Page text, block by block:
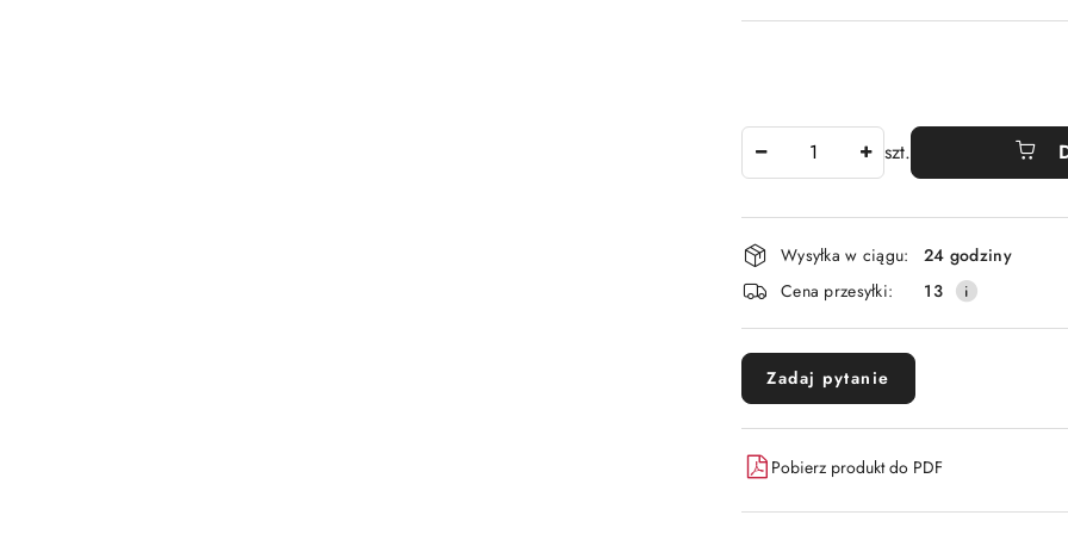
szt.
Dostępność
i
dostawa
Wysyłka w ciągu:
24 godziny
Cena przesyłki:
13
Zadaj pytanie
Pobierz produkt do PDF